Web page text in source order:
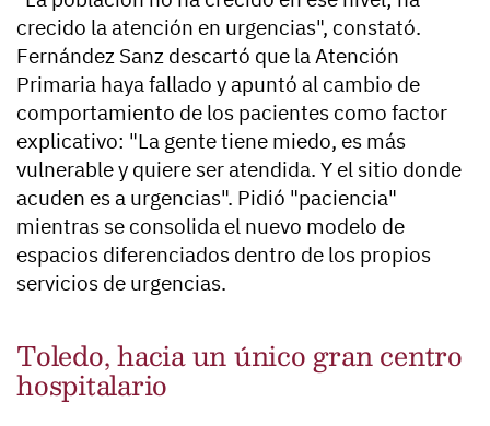
crecido la atención en urgencias", constató.
Fernández Sanz descartó que la Atención
Primaria haya fallado y apuntó al cambio de
comportamiento de los pacientes como factor
explicativo: "La gente tiene miedo, es más
vulnerable y quiere ser atendida. Y el sitio donde
acuden es a urgencias". Pidió "paciencia"
mientras se consolida el nuevo modelo de
espacios diferenciados dentro de los propios
servicios de urgencias.
Toledo, hacia un único gran centro
hospitalario